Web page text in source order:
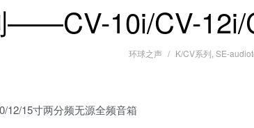
——CV-10i/CV-12i/
环球之声 K/CV系列 SE-
12/15寸两分频无源全频音箱